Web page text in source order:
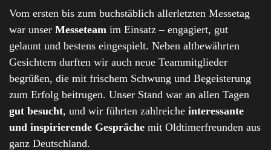
Vom ersten bis zum buchstäblich allerletzten Messetag
war unser Messeteam im Einsatz – engagiert, gut
gelaunt und bestens eingespielt. Neben altbewährten
Gesichtern durften wir auch neue Teammitglieder
begrüßen, die mit frischem Schwung und Begeisterung
zum Erfolg beitrugen. Unser Stand war an allen Tagen
gut besucht, und wir führten zahlreiche interessante
und inspirierende Gespräche mit Oldtimerfreunden aus
ganz Deutschland.